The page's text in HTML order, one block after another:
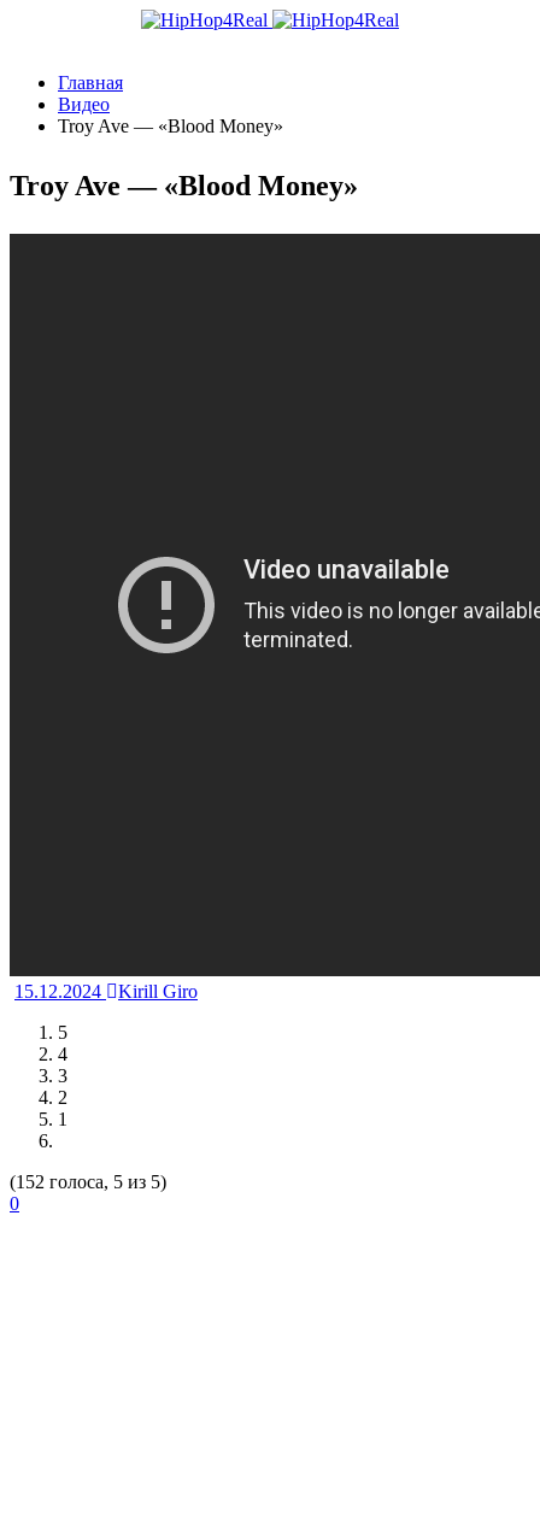
Главная
Видео
Troy Ave — «Blood Money»
Troy Ave — «Blood Money»
15.12.2024
Kirill Giro
5
4
3
2
1
(152 голоса, 5 из 5)
0